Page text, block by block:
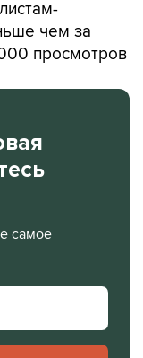
чем за
просмотров
самое